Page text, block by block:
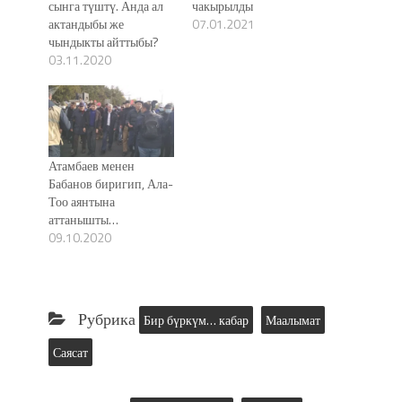
сынга түштү. Анда ал
актандыбы же
чындыкты айттыбы?
03.11.2020
чакырылды
07.01.2021
Атамбаев менен
Бабанов биригип, Ала-
Тоо аянтына
аттанышты…
09.10.2020
Рубрика Бир бүркүм… кабар
Маалымат
Саясат